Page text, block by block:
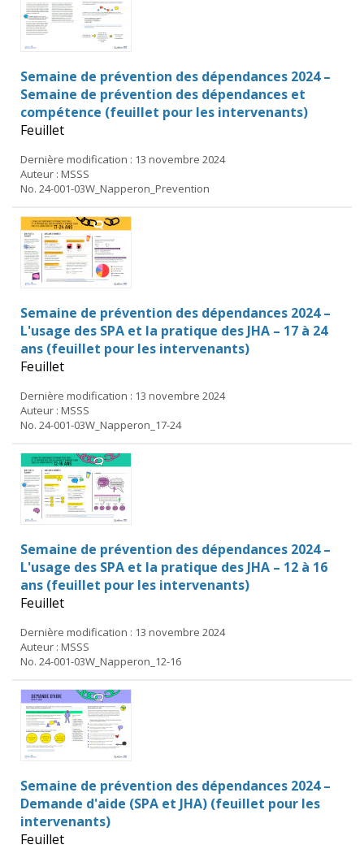
Semaine de prévention des dépendances 2024 –
Semaine de prévention des dépendances et
compétence (feuillet pour les intervenants)
Feuillet
Dernière modification : 13 novembre 2024
Auteur : MSSS
No. 24-001-03W_Napperon_Prevention
Semaine de prévention des dépendances 2024 –
L'usage des SPA et la pratique des JHA – 17 à 24
ans (feuillet pour les intervenants)
Feuillet
Dernière modification : 13 novembre 2024
Auteur : MSSS
No. 24-001-03W_Napperon_17-24
Semaine de prévention des dépendances 2024 –
L'usage des SPA et la pratique des JHA – 12 à 16
ans (feuillet pour les intervenants)
Feuillet
Dernière modification : 13 novembre 2024
Auteur : MSSS
No. 24-001-03W_Napperon_12-16
Semaine de prévention des dépendances 2024 –
Demande d'aide (SPA et JHA) (feuillet pour les
intervenants)
Feuillet